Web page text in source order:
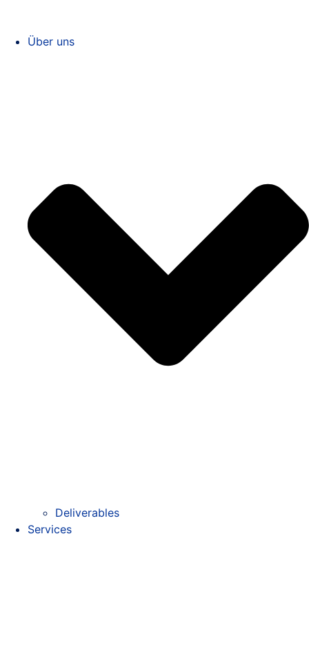
Über uns
Deliverables
Services